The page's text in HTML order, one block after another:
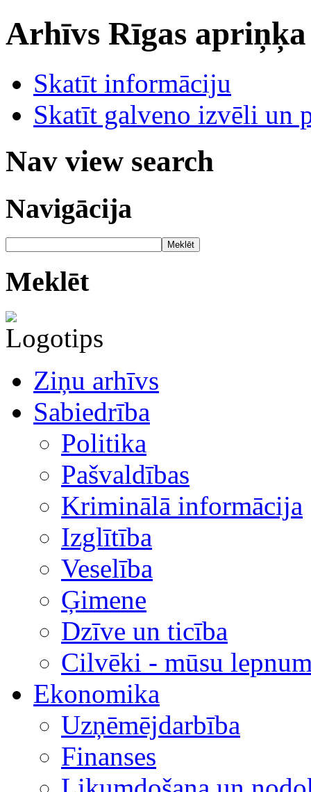
Arhīvs Rīgas
Skatīt informāciju
Skatīt galveno izvēli un
Nav view search
Navigācija
Meklēt
Meklēt
Ziņu arhīvs
Sabiedrība
Politika
Pašvaldības
Kriminālā informācija
Izglītība
Veselība
Ģimene
Dzīve un ticība
Cilvēki - mūsu
Ekonomika
Uzņēmējdarbība
Finanses